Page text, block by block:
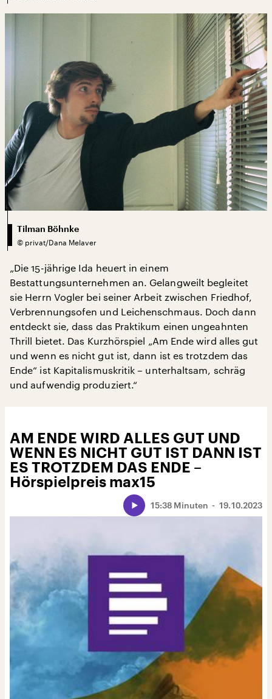
Tilman Böhnke
© privat/Dana Melaver
„Die 15-jährige Ida heuert in einem
Bestattungsunternehmen an. Gelangweilt begleitet
sie Herrn Vogler bei seiner Arbeit zwischen Friedhof,
Verbrennungsofen und Leichenschmaus. Doch dann
entdeckt sie, dass das Praktikum einen ungeahnten
Thrill bietet. Das Kurzhörspiel „Am Ende wird alles gut
und wenn es nicht gut ist, dann ist es trotzdem das
Ende“ ist Kapitalismuskritik – unterhaltsam, schräg
und aufwendig produziert.“
AM ENDE WIRD ALLES GUT UND
WENN ES NICHT GUT IST DANN IST
ES TROTZDEM DAS ENDE –
Hörspielpreis max15
19.10.2023
15:38 Minuten